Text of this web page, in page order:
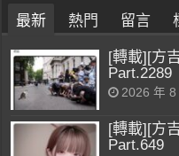
最新 熱門 留言
[轉載][方
Part.2289
2026 年 8
[轉載][方
Part.649